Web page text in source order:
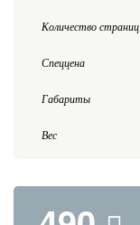
Количество страниц
Спеццена
Габариты
Вес